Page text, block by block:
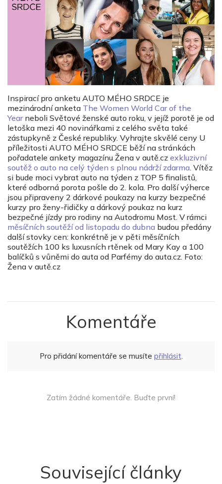
Inspirací pro anketu AUTO MÉHO SRDCE je
mezinárodní anketa The Women World Car of the
Yearneboli Světové ženské auto roku, v jejíž porotě je od
letoška mezi 40 novinářkami z celého světa také
zástupkyně z České republiky. Vyhrajte skvělé ceny U
příležitosti AUTO MÉHO SRDCE běží na stránkách
pořadatele ankety magazínu Žena v autě.cz exkluzivní
soutěž o auto na celý týden s plnou nádrží zdarma. Vítěz
si bude moci vybrat auto na týden z TOP 5 finalistů,
které odborná porota pošle do 2. kola. Pro další výherce
jsou připraveny 2 dárkové poukazy na kurzy bezpečné
kurzy pro ženy-řidičky a dárkový poukaz na kurz
bezpečné jízdy pro rodiny na Autodromu Most. V rámci
měsíčních soutěží od listopadu do dubna budou předány
další stovky cen: konkrétně je v pěti měsíčních
soutěžích 100 ks luxusních rtěnek od Mary Kay a 100
balíčků s vůněmi do auta od Parfémy do auta.cz. Foto:
Žena v autě.cz
Komentáře
Pro přidání komentáře se musíte přihlásit.
Zatím žádné komentáře. Buďte první!
Související články